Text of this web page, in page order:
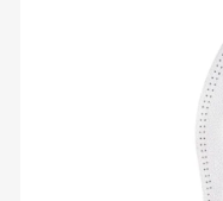
hvězdiček.